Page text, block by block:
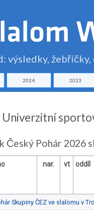
výsledky, žebříčky,
2024 2023
Český Pohár 2026
nar. vt oddíl
Skupiny ČEZ ve slalomu v